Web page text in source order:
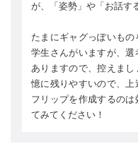
が、「姿勢」や「お話す
たまにギャグっぽいも
学生さんがいますが、
ありますので、控えま
憶に残りやすいので、上
フリップを作成するの
てみてください！